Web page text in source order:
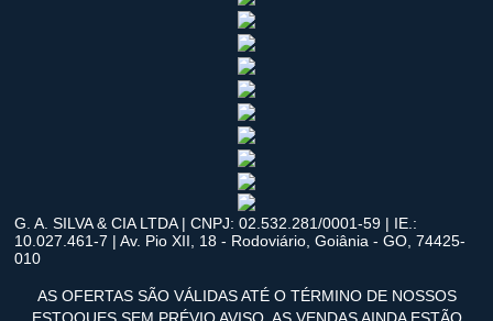
G. A. SILVA & CIA LTDA | CNPJ: 02.532.281/0001-59 | IE.:
10.027.461-7 | Av. Pio XII, 18 - Rodoviário, Goiânia - GO, 74425-
010
AS OFERTAS SÃO VÁLIDAS ATÉ O TÉRMINO DE NOSSOS